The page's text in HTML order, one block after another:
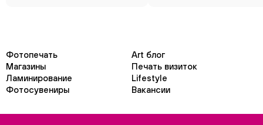
Фотопечать
Art блог
Магазины
Печать визиток
Ламинирование
Lifestyle
Фотосувениры
Вакансии